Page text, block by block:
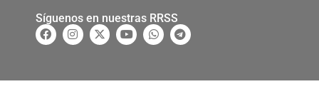
Síguenos en nuestras RRSS